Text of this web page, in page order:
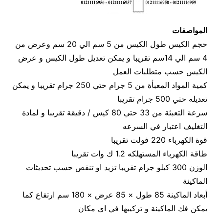
المواصفات
حجم الكيس طول الكيس من 5 سم الي 20 سم وعرض من
4 سم الي 14سم تقريبا و يمكن تعديل طول الكيس و عرض
الكيس حسب متطلبات العمل
كمية المواد المعبأة من 5 جرام حتي 250 جرام تقريبا و يمكن
تعديله حتي 500 جرام تقريبا
سرعة التعبئة من 33 حتي 80 كيس / دقيقة تقريبا و لمادة
التغليف اعتبار في السرعه
قوة الكهرباء 220 فولت تقريبا
طاقة الكهرباء المستهلكه 1.2 ك وات تقريبا
الوزن 300 كيلو جرام تقريبا تزيد او تنقص حسب تحديثات
الماكينة
أبعاد الماكينة 85 طول × 85 عرض × 180 سم ارتفاع كما
يمكن فك الماكينة و تركيبها في اي مكان